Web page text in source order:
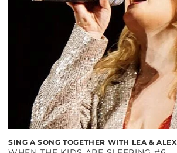
SING A SONG TOGETHER WITH LEA & ALEX